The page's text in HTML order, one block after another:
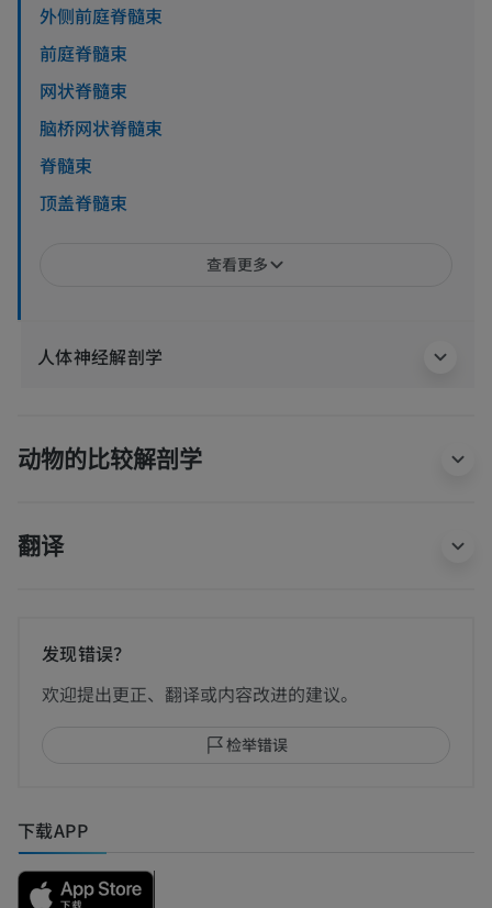
外侧前庭脊髓束
前庭脊髓束
网状脊髓束
脑桥网状脊髓束
脊髓束
顶盖脊髓束
查看更多
人体神经解剖学
动物的比较解剖学
翻译
发现错误？
欢迎提出更正、翻译或内容改进的建议。
检举错误
下载APP